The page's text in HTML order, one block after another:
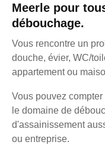
Meerle pour
débouchage.
Vous rencontre un
douche, évier, WC/
appartement ou
Vous pouvez
le domaine de
d'assainissement
ou entreprise.